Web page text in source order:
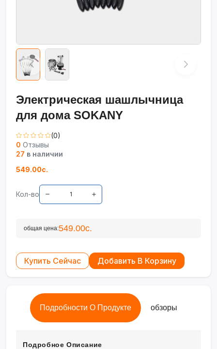
Электрическая шашлычница
для дома SOKANY
(0)
0 Отзывы
27 в наличии
549.00с.
Кол-во
общая цена:549.00с.
Купить Сейчас Добавить В Корзину
Подробности О Продукте обзоры
Подробное Описание